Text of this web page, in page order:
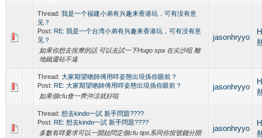
Thread: 我是一个福建小弟有兴趣来香港玩，可有没有意
见？
Post: RE: 我是一个台湾小弟有兴趣来香港玩，可有没有意
见？
如果你想去按摩的話 可以去試一下Hugo spa 在尖沙咀 離
地鐵週站不遠
jasonhryyo
Thread: 大家期望啲師傅用咩姿態出現係你眼前？
Post: RE: 大家期望啲師傅用咩姿態出現係你眼前？
如果個cfu會一齊沖涼就好啦
jasonhryyo
Thread: 想去kindo一試 新手問題????
Post: RE: 想去kindo一試 新手問題????
多數有咩要求可以一開始問定個cfu tips系同你按號錢分開
jasonhryyo